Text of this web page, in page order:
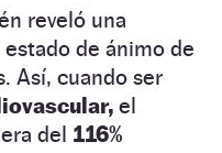
reveló una
de ánimo de
Así, cuando ser
el
del 116%